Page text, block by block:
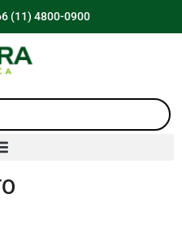
(11) 4800-0900